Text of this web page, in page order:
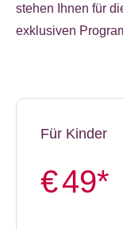
stehen Ihnen für
exklusiven
Für Kinder
€49*